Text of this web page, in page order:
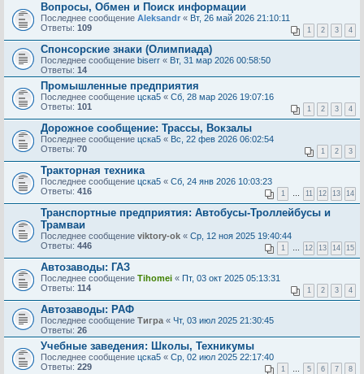
Вопросы, Обмен и Поиск информации
Последнее сообщение Aleksandr « Вт, 26 май 2026 21:10:11
Ответы: 109 1 2 3 4
Спонсорские знаки (Олимпиада)
Последнее сообщение biserr « Вт, 31 мар 2026 00:58:50
Ответы: 14
Промышленные предприятия
Последнее сообщение цска5 « Сб, 28 мар 2026 19:07:16
Ответы: 101 1 2 3 4
Дорожное сообщение: Трассы, Вокзалы
Последнее сообщение цска5 « Вс, 22 фев 2026 06:02:54
Ответы: 70 1 2 3
Тракторная техника
Последнее сообщение цска5 « Сб, 24 янв 2026 10:03:23
Ответы: 416 1 … 11 12 13 14
Транспортные предприятия: Автобусы-Троллейбусы и
Трамваи
Последнее сообщение viktory-ok « Ср, 12 ноя 2025 19:40:44
Ответы: 446 1 … 12 13 14 15
Автозаводы: ГАЗ
Последнее сообщение Tihomei « Пт, 03 окт 2025 05:13:31
Ответы: 114 1 2 3 4
Автозаводы: РАФ
Последнее сообщение Тигра « Чт, 03 июл 2025 21:30:45
Ответы: 26
Учебные заведения: Школы, Техникумы
Последнее сообщение цска5 « Ср, 02 июл 2025 22:17:40
Ответы: 229 1 … 5 6 7 8